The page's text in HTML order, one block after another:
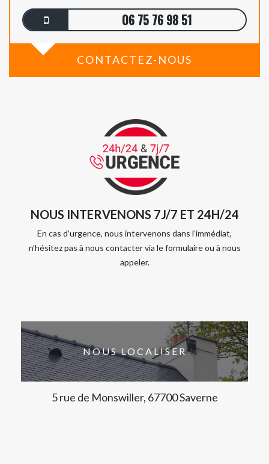
06 75 76 98 51
CONTACTEZ-NOUS
NOUS INTERVENONS 7J/7 ET 24H/24
En cas d’urgence, nous intervenons dans l’immédiat,
n’hésitez pas à nous contacter via le formulaire ou à nous
appeler.
NOUS LOCALISER
5 rue de Monswiller, 67700 Saverne